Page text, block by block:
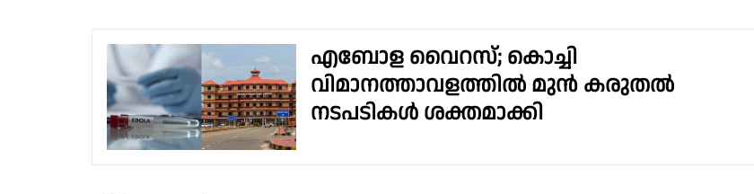
എബോള വൈറസ്; കൊച്ചി
വിമാനത്താവളത്തിൽ മുൻ കരുതൽ
നടപടികൾ ശക്തമാക്കി